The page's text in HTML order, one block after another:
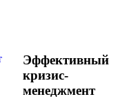
Эффективный
кризис-
менеджмент